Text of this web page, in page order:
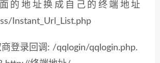
址换成自己的终端地址
Instant_Url_List.php
录回调: /qqlogin/qqlogin.php.